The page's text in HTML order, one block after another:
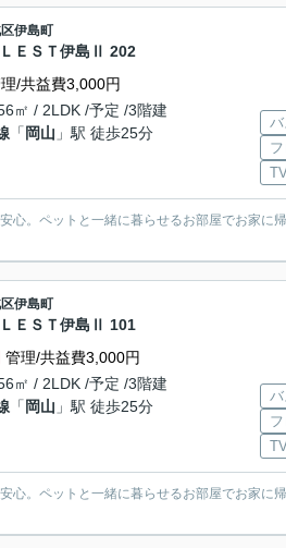
伊島町
ＥＳＴ伊島Ⅱ 202
/共益費3,000円
㎡ / 2LDK /予定 /3階建
「 岡山 」駅 徒歩25分
バ
心。ペットと一緒に暮らせるお部屋でお家に
伊島町
ＥＳＴ伊島Ⅱ 101
管理/共益費3,000円
㎡ / 2LDK /予定 /3階建
「 岡山 」駅 徒歩25分
バ
心。ペットと一緒に暮らせるお部屋でお家に